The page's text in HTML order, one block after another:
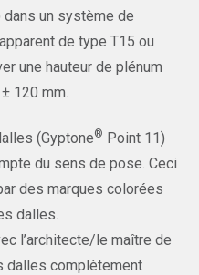
un système de
de type T15 ou
une hauteur de plénum
120 mm.
(Gyptone® Point 11)
du sens de pose. Ceci
des marques colorées
dalles.
l’architecte/le maître de
dalles complètement